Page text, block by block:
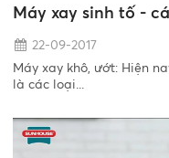
Máy xay sinh tố -
22-09-2017
Máy xay khô, ướt: Hiện
là các loại...